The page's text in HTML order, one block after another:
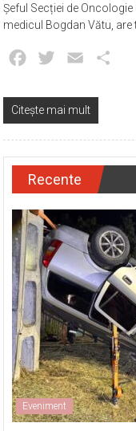
Șeful Secției de Oncologie
medicul Bogdan Vătu, are
Facebook
Twitter Email
Citește mai mult
Recente
Eveniment